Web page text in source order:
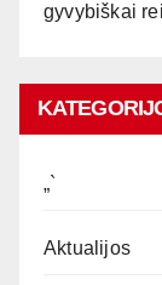
gyvybiškai
„`
Aktualijos